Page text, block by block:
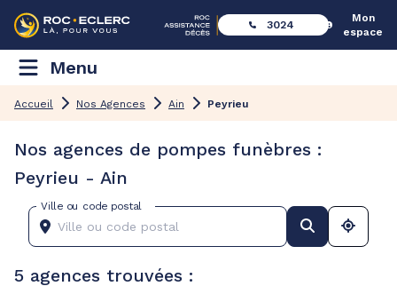
3024
Mon
espace
Menu
Accueil Nos Agences Ain Peyrieu
Nos agences de pompes funèbres :
Peyrieu - Ain
Ville ou code postal
5 agences trouvées :